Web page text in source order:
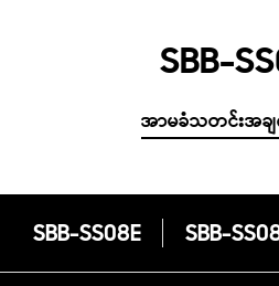
SBB-
အာမခံသတင်းအ
SBB-SS08E SBB-